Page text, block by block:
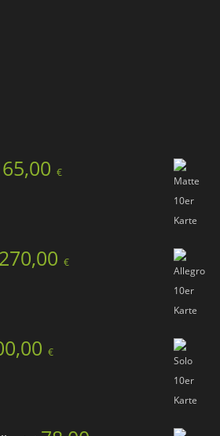
€
270,00 €
€